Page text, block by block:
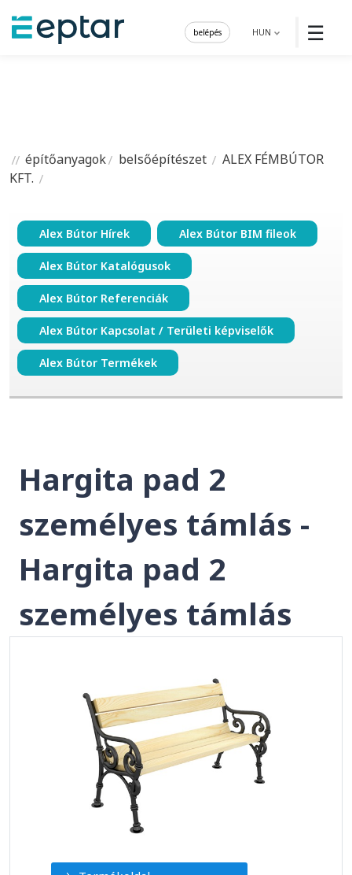
☰
HUN
belépés
építőanyagok belsőépítészet
ALEX FÉMBÚTOR
KFT.
Alex Bútor Hírek Alex Bútor BIM fileok
Alex Bútor Katalógusok
Alex Bútor Referenciák
Alex Bútor Kapcsolat / Területi képviselők
Alex Bútor Termékek
Hargita pad 2
személyes támlás -
Hargita pad 2
személyes támlás